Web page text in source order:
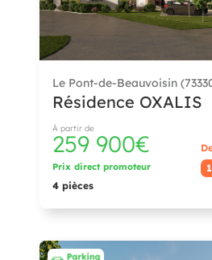
Le Pont-de-Beauvoisin
Résidence OXALIS
À partir de
259 900€
Prix direct promoteur
4 pièces